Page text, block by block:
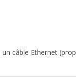
câble Ethernet